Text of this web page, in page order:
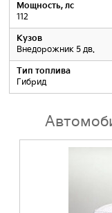
Мощность, лс
112
Кузов
Внедорожник 5 дв.
Тип топлива
Гибрид